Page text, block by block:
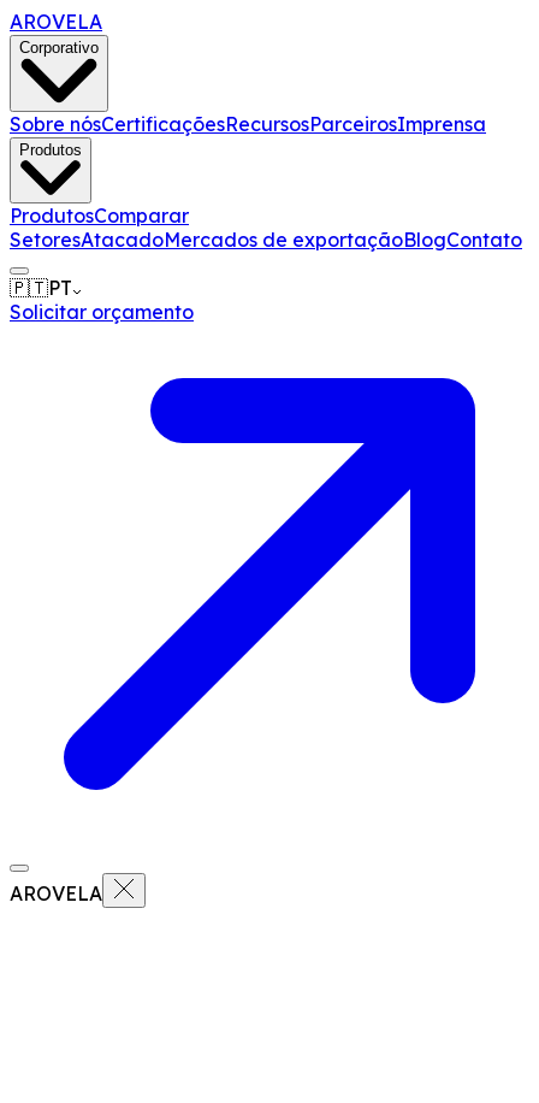
AROVELA
Corporativo
Sobre nósCertificaçõesRecursosParceirosImprensa
Produtos
ProdutosComparar
SetoresAtacadoMercados de exportaçãoBlogContato
🇵🇹PT
Solicitar orçamento
AROVELA